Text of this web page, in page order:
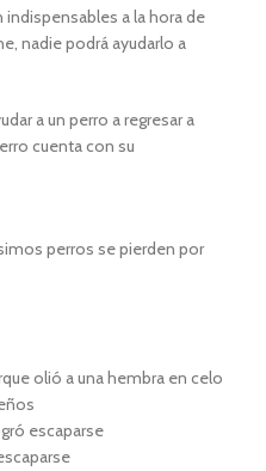
a la hora de
nadie podrá ayudarlo a
a un perro a regresar a
cuenta con su
perros se pierden por
olió a una hembra en celo
escaparse